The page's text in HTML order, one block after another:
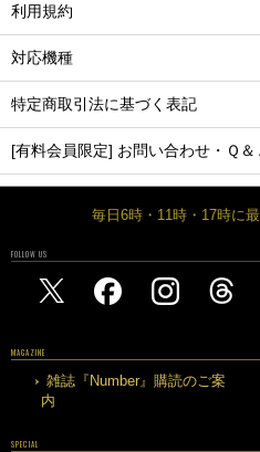
利用規約
対応機種
特定商取引法に基づく表記
[有料会員限定] お問い合わせ・Ｑ＆
毎日6時・11時・17時に
FOLLOW US
MAGAZINE
雑誌『Number』購読のご案
内
SPECIAL